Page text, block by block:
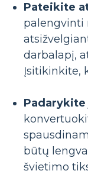
Pateikite
palengvinti
darbalapį,
Įsitikinkite,
būtų
švietimo